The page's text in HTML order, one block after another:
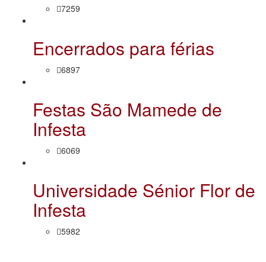
7259
Encerrados para férias
6897
Festas São Mamede de
Infesta
6069
Universidade Sénior Flor de
Infesta
5982